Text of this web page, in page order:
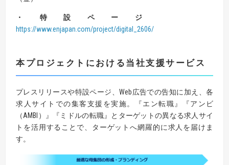
・特設ページ
https://www.enjapan.com/project/digital_2606/
本プロジェクトにおける当社支援サービス
プレスリリースや特設ページ、Web広告での告知に加え、各
求人サイトでの集客支援を実施。『エン転職』『アンビ
（AMBI）』『ミドルの転職』とターゲットの異なる求人サイ
トを活用することで、ターゲットへ網羅的に求人を届けま
す。